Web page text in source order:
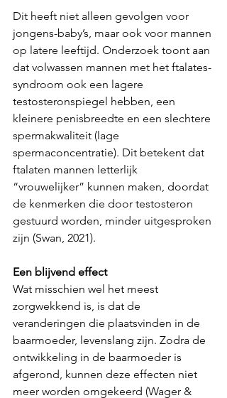
Dit heeft niet alleen gevolgen voor
jongens-baby’s, maar ook voor mannen
op latere leeftijd. Onderzoek toont aan
dat volwassen mannen met het ftalates-
syndroom ook een lagere
testosteronspiegel hebben, een
kleinere penisbreedte en een slechtere
spermakwaliteit (lage
spermaconcentratie). Dit betekent dat
ftalaten mannen letterlijk
“vrouwelijker” kunnen maken, doordat
de kenmerken die door testosteron
gestuurd worden, minder uitgesproken
zijn (Swan, 2021).
Een blijvend effect
Wat misschien wel het meest
zorgwekkend is, is dat de
veranderingen die plaatsvinden in de
baarmoeder, levenslang zijn. Zodra de
ontwikkeling in de baarmoeder is
afgerond, kunnen deze effecten niet
meer worden omgekeerd (Wager &